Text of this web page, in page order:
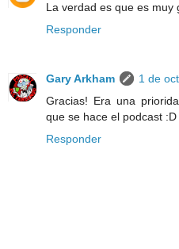
La verdad es que es muy
Responder
Gary Arkham
1 de
Gracias! Era una
que se hace el podcast :D
Responder